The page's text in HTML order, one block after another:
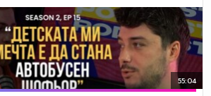
55:04